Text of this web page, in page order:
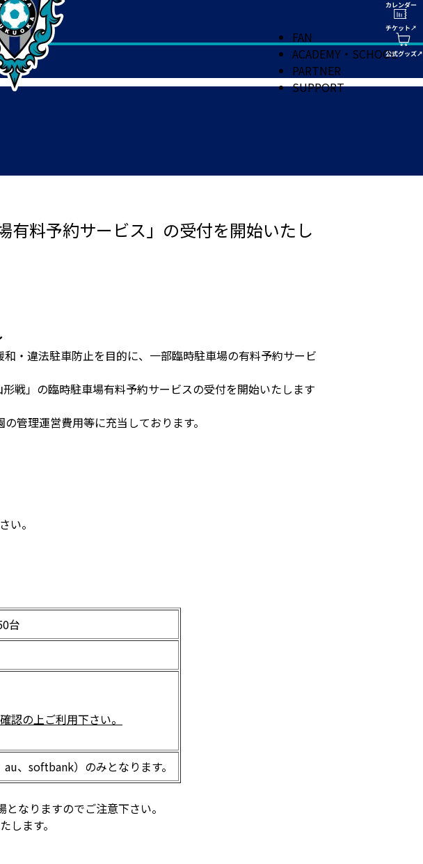
FAN
ACADEMY・SCHOOL
PARTNER
SUPPORT
有料予約サービス」の受付を開始いたし
・違法駐車防止を目的に、一部臨時駐車場の有料予約サービ
戦」の臨時駐車場有料予約サービスの受付を開始いたします
管理運営費用等に充当しております。
い。
台
の上ご利用下さい。
、softbank）のみとなります。
なりますのでご注意下さい。
します。